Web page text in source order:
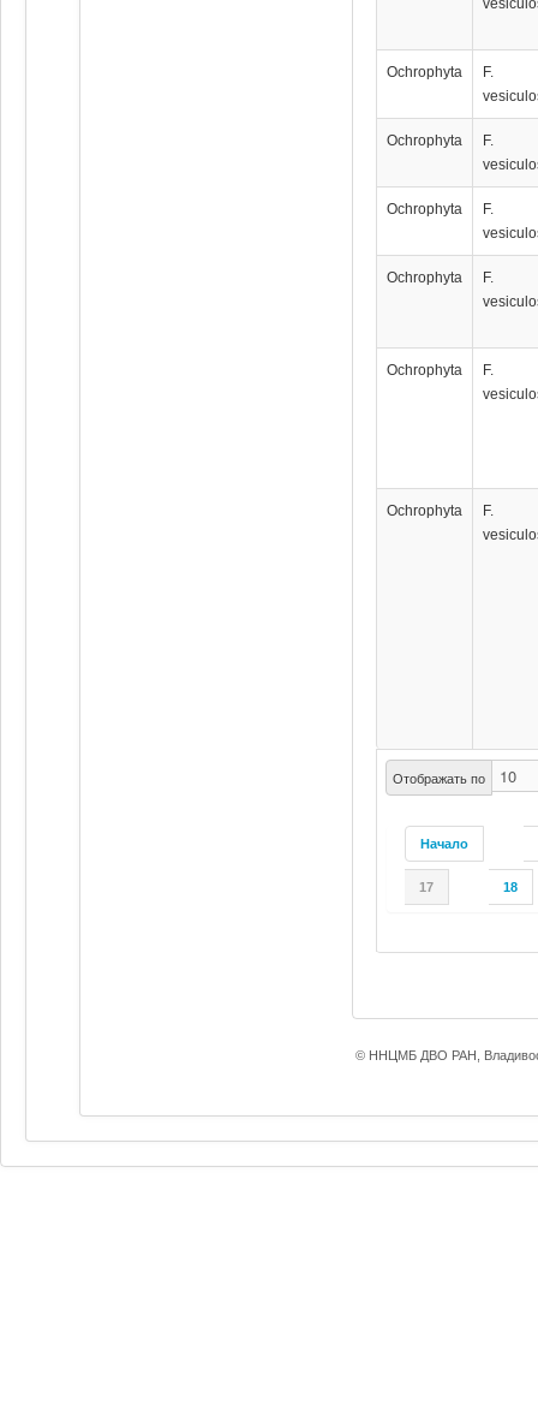
Отображать по
Начало
17 18
Ochrophyta
F.
Ochrophyta
F.
Ochrophyta
F.
Ochrophyta
F.
Ochrophyta
F.
Ochrophyta
F.
© ННЦМБ ДВО РАН,